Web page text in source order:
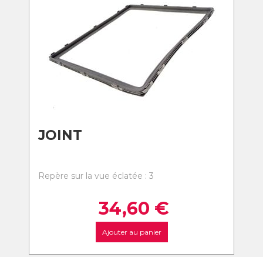
JOINT
Repère sur la vue éclatée : 3
34,60 €
Ajouter au panier